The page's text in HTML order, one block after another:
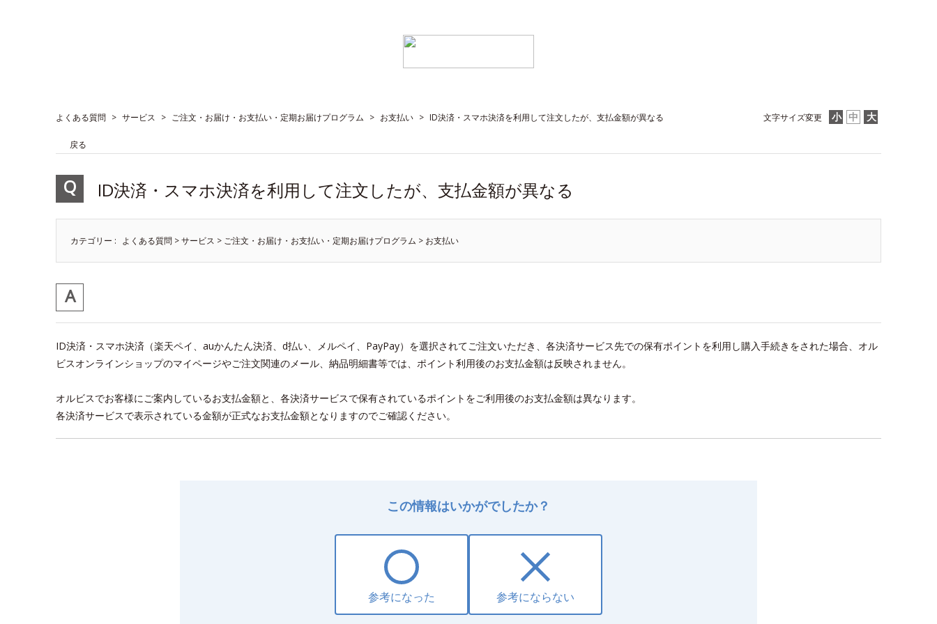
文字サイズ変更
よくある質問 > サービス > ご注文・お届け・お支払い・定期お届けプログラム > お支払い > ID決済・スマホ決済を利用して注文したが、支払金額が異なる
戻る
ID決済・スマホ決済を利用して注文したが、支払金額が異なる
カテゴリー : よくある質問 >サービス > ご注文・お届け・お支払い・定期お届けプログラム > お支払い
ID決済・スマホ決済（楽天ペイ、auかんたん決済、d払い、メルペイ、PayPay）を選択されてご注文いただき、各決済サービス先での保有ポイントを利用し購入手続きをされた場合、オル
ビスオンラインショップのマイページやご注文関連のメール、納品明細書等では、ポイント利用後のお支払金額は反映されません。
オルビスでお客様にご案内しているお支払金額と、各決済サービスで保有されているポイントをご利用後のお支払金額は異なります。
各決済サービスで表示されている金額が正式なお支払金額となりますのでご確認ください。
この情報はいかがでしたか？
参考になった 参考にならない